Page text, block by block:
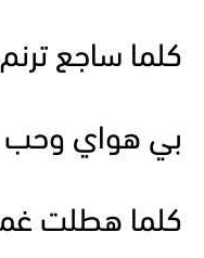
كلما ساجع ترنم
بي هواي وحب
كلما هطلت